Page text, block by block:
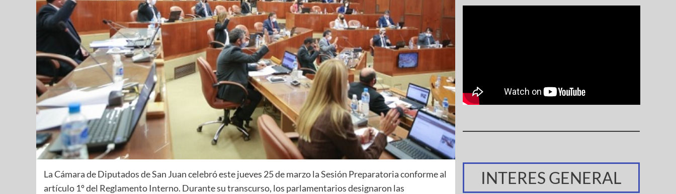
La Cámara de Diputados de San Juan celebró este jueves 25 de marzo la Sesión Preparatoria conforme al
artículo 1º del Reglamento Interno. Durante su transcurso, los parlamentarios designaron las
INTERES GENERAL